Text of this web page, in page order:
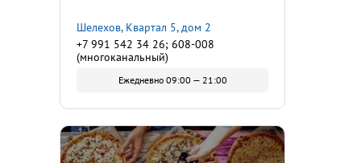
Шелехов, Квартал 5, дом 2
+7 991 542 34 26; 608-008
(многоканальный)
Ежедневно 09:00 — 21:00